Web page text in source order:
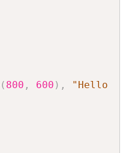
( 800 , 600 ) ,
"Hello